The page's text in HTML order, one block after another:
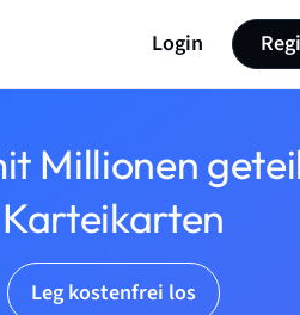
Login
Millionen
Karteikarten
Leg kostenfrei los